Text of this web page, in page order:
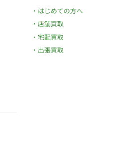
はじめての方へ
店舗買取
宅配買取
出張買取